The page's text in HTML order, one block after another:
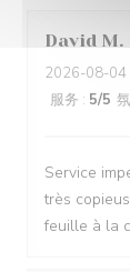
David M
2026-08-04
服务 : 5/5
Service
très
feuille à la